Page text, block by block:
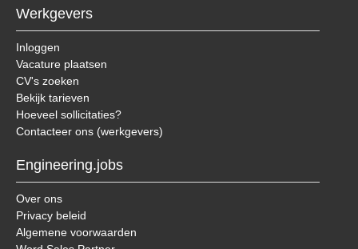
Werkgevers
Inloggen
Vacature plaatsen
CV's zoeken
Bekijk tarieven
Hoeveel sollicitaties?
Contacteer ons (werkgevers)
Engineering.jobs
Over ons
Privacy beleid
Algemene voorwaarden